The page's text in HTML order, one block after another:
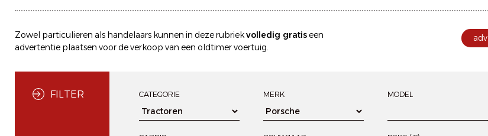
Zowel particulieren als handelaars kunnen in deze rubriekvolledig gratis een
advertentie plaatsen voor deverkoop van een oldtimer voertuig.
FILTER CATEGORIE MERK MODEL